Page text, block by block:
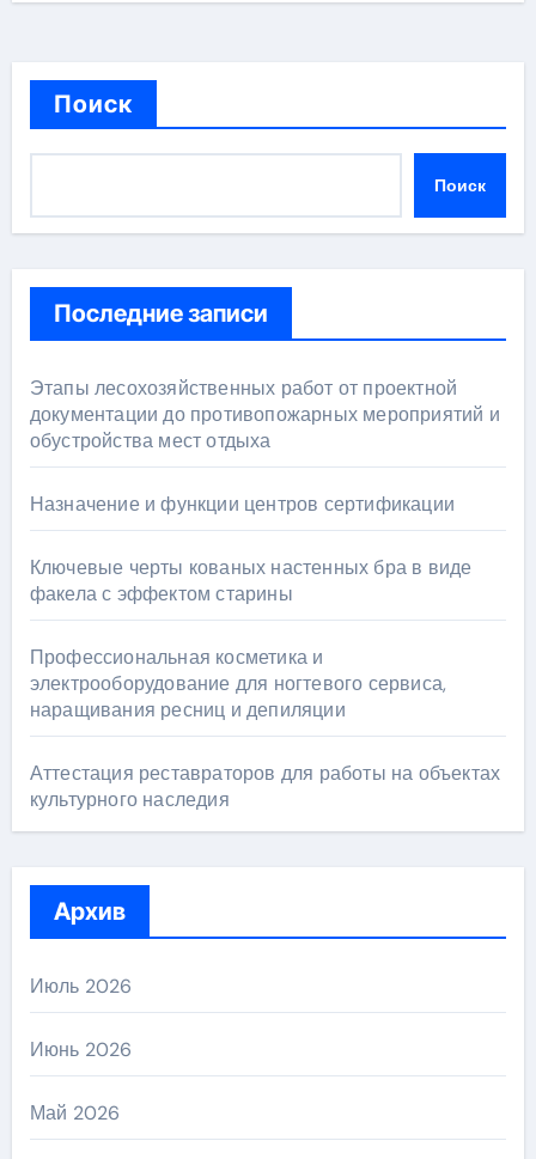
Поиск
Поиск
Последние записи
Этапы лесохозяйственных работ от проектной
документации до противопожарных мероприятий и
обустройства мест отдыха
Назначение и функции центров сертификации
Ключевые черты кованых настенных бра в виде
факела с эффектом старины
Профессиональная косметика и
электрооборудование для ногтевого сервиса,
наращивания ресниц и депиляции
Аттестация реставраторов для работы на объектах
культурного наследия
Архив
Июль 2026
Июнь 2026
Май 2026